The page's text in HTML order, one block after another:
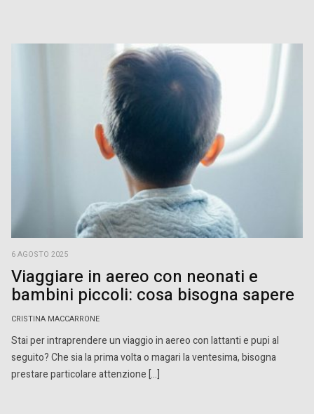
6 AGOSTO 2025
Viaggiare in aereo con neonati e
bambini piccoli: cosa bisogna sapere
CRISTINA MACCARRONE
Stai per intraprendere un viaggio in aereo con lattanti e pupi al
seguito? Che sia la prima volta o magari la ventesima, bisogna
prestare particolare attenzione […]